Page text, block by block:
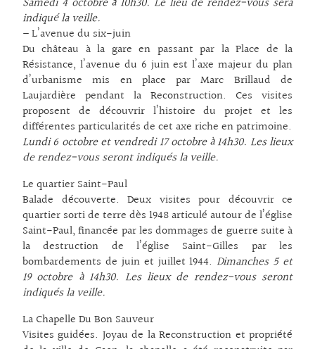
indiqué la veille.
– L’avenue du six-juin
Du château à la gare en passant par la Place de la
Résistance, l’avenue du 6 juin est l’axe majeur du plan
d’urbanisme mis en place par Marc Brillaud de
Laujardière pendant la Reconstruction. Ces visites
proposent de découvrir l’histoire du projet et les
différentes particularités de cet axe riche en patrimoine.
Lundi 6 octobre et vendredi 17 octobre à 14h30. Les lieux
de rendez-vous seront indiqués la veille.
Le quartier Saint-Paul
Balade découverte. Deux visites pour découvrir ce
quartier sorti de terre dès 1948 articulé autour de l’église
Saint-Paul, financée par les dommages de guerre suite à
la destruction de l’église Saint-Gilles par les
bombardements de juin et juillet 1944. Dimanches 5 et
19 octobre à 14h30. Les lieux de rendez-vous seront
indiqués la veille.
La Chapelle Du Bon Sauveur
Visites guidées. Joyau de la Reconstruction et propriété